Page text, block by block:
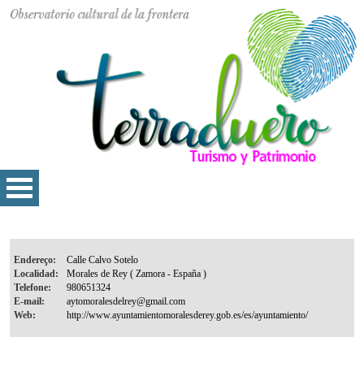
Endereço:
Localidad:
Telefone:
E-mail:
Web: